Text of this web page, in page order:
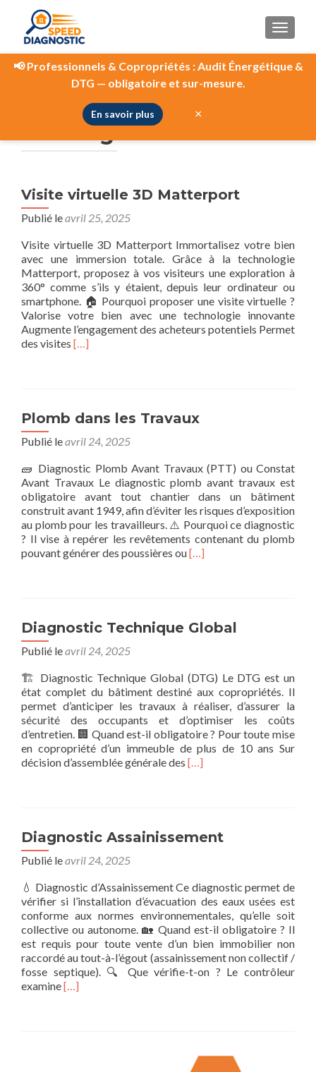
Catégorie :
Uncategorized
Visite virtuelle 3D Matterport
Publié leavril 25, 2025
Visite virtuelle 3D Matterport Immortalisez votre bien
avec une immersion totale. Grâce à la technologie
Matterport, proposez à vos visiteurs une exploration à
360° comme s’ils y étaient, depuis leur ordinateur ou
smartphone. 🏠 Pourquoi proposer une visite virtuelle ?
Valorise votre bien avec une technologie innovante
Augmente l’engagement des acheteurs potentiels Permet
des visites En
3D
Matterport
[…]
Plomb dans les Travaux
Publié leavril 24, 2025
🧱 Diagnostic Plomb Avant Travaux (PTT) ou Constat
Avant Travaux Le diagnostic plomb avant travaux est
obligatoire avant tout chantier dans un bâtiment
construit avant 1949, afin d’éviter les risques d’exposition
au plomb pour les travailleurs. ⚠️ Pourquoi ce diagnostic
? Il vise à repérer les revêtements contenant du plomb
pouvant générer des poussières ouEn
les
Travaux
[…]
Diagnostic Technique Global
Publié leavril 24, 2025
🏗️ Diagnostic Technique Global (DTG) Le DTG est un
état complet du bâtiment destiné aux copropriétés. Il
permet d’anticiper les travaux à réaliser, d’assurer la
sécurité des occupants et d’optimiser les coûts
d’entretien. 🏢 Quand est-il obligatoire ? Pour toute mise
en copropriété d’un immeuble de plus de 10 ans Sur
décision d’assemblée générale des En
Global
[…]
Diagnostic Assainissement
Publié leavril 24, 2025
💧 Diagnostic d’Assainissement Ce diagnostic permet de
vérifier si l’installation d’évacuation des eaux usées est
conforme aux normes environnementales, qu’elle soit
collective ou autonome. 🏡 Quand est-il obligatoire ? Il
est requis pour toute vente d’un bien immobilier non
raccordé au tout-à-l’égout (assainissement non collectif /
fosse septique). 🔍 Que vérifie-t-on ? Le contrôleur
examineEn
[…]
📢Professionnels & Copropriétés :Audit Énergétique &
DTG — obligatoire et sur-mesure.
En savoir plus ×